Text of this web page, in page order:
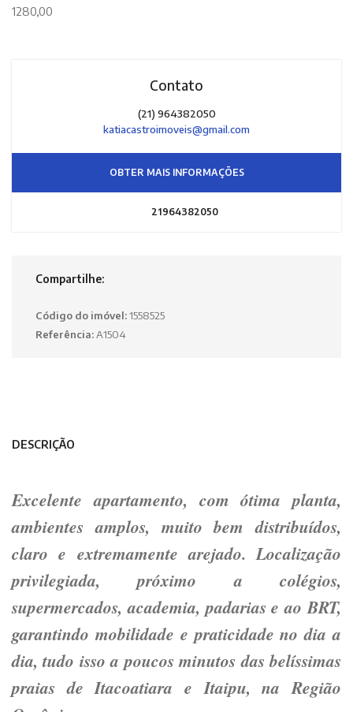
1280,00
Contato
(21) 964382050
katiacastroimoveis@gmail.com
OBTER MAIS INFORMAÇÕES
21964382050
Compartilhe:
Código do imóvel:1558525
Referência:A1504
DESCRIÇÃO
Excelente apartamento, com ótima planta,
ambientes amplos, muito bem distribuídos,
claro e extremamente arejado. Localização
privilegiada, próximo a colégios,
supermercados, academia, padarias e ao BRT,
garantindo mobilidade e praticidade no dia a
dia, tudo isso a poucos minutos das belíssimas
praias de Itacoatiara e Itaipu, na Região